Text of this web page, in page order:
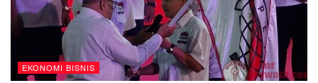
EKONOMI BISNIS